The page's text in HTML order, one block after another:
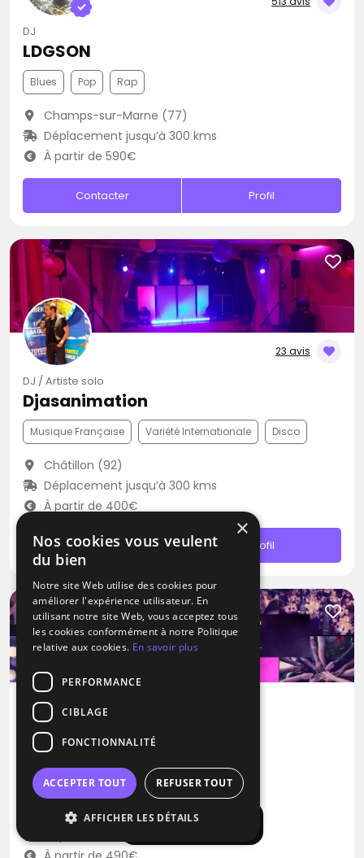
Afficher la carte
DJ
LDGSON
Blues Pop Rap
Champs-sur-Marne (77)
Déplacement jusqu’à 300 kms
À partir de 590€
Contacter Profil
23 avis
DJ / Artiste solo
Djasanimation
Musique Française Variété Internationale Disco
Châtillon (92)
Déplacement jusqu’à 300 kms
À partir de 400€
Contacter Profil
DJ
Allmax Events
Dance House Disco
Châtillon (92)
×
Nos cookies vous veulent
du bien
Notre site Web utilise des cookies pour
améliorer l'expérience utilisateur. En
utilisant notre site Web, vous acceptez tous
les cookies conformément à notre Politique
relative aux cookies. En savoir plus
PERFORMANCE
CIBLAGE
FONCTIONNALITÉ
ACCEPTER TOUT REFUSER TOUT
AFFICHER LES DÉTAILS